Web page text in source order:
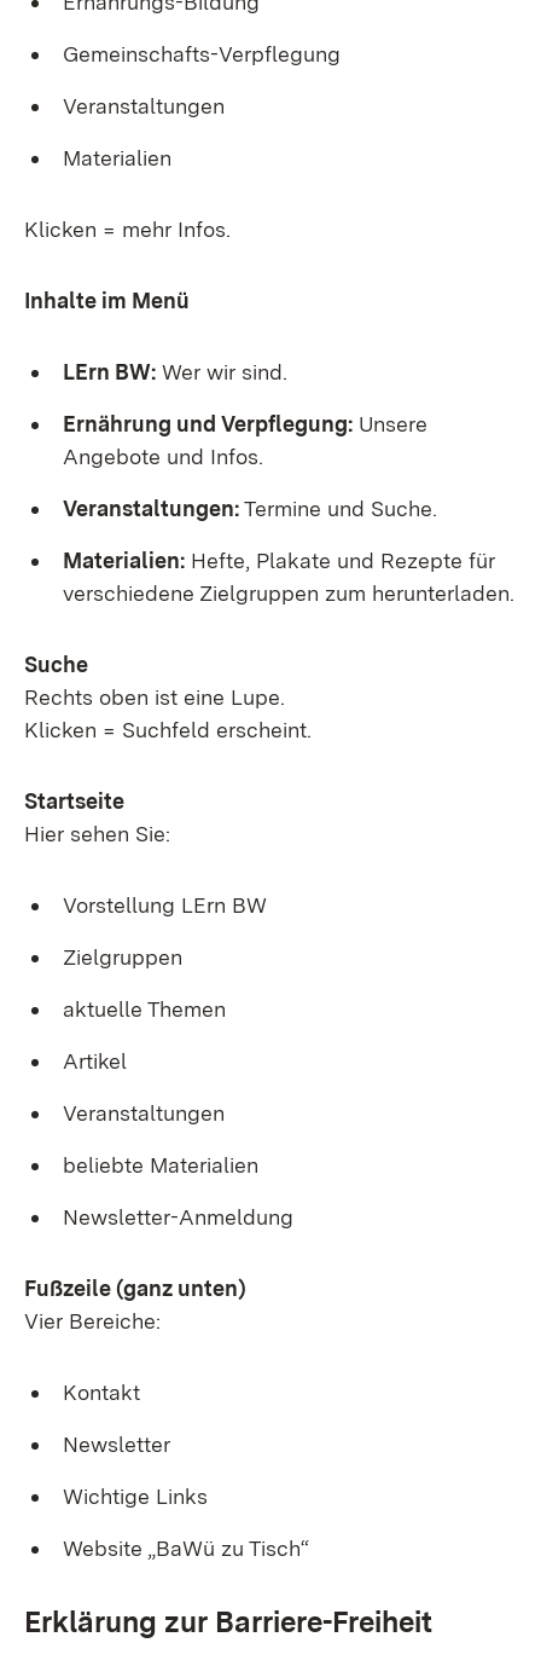
Gemeinschafts-Verpflegung
Veranstaltungen
Materialien
Klicken = mehr Infos.
Inhalte im Menü
LErn BW: Wer wir sind.
Ernährung und Verpflegung: Unsere
Angebote und Infos.
Veranstaltungen:Termine und Suche.
Materialien: Hefte, Plakate und Rezepte für
verschiedene Zielgruppen zum herunterladen.
Suche
Rechts oben ist eine Lupe.
Klicken = Suchfeld erscheint.
Startseite
Hier sehen Sie:
Vorstellung LErn BW
Zielgruppen
aktuelle Themen
Artikel
Veranstaltungen
beliebte Materialien
Newsletter-Anmeldung
Fußzeile (ganz unten)
Vier Bereiche:
Kontakt
Newsletter
Wichtige Links
Website „BaWü zu Tisch“
Erklärung zur Barriere-Freiheit